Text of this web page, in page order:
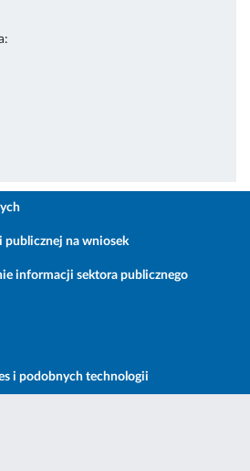
na wniosek
informacji sektora publicznego
i podobnych technologii